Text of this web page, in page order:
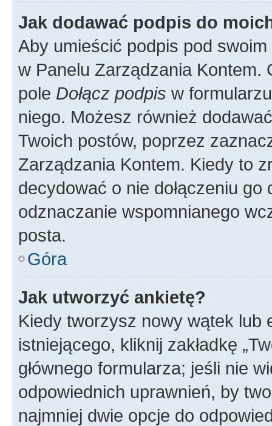
Jak dodawać podpis do
Aby umieścić podpis pod
w Panelu Zarządzania
pole Dołącz podpis w
niego. Możesz również
Twoich postów, poprzez
Zarządzania Kontem. Kiedy to
decydować o nie dołączeniu
odznaczanie wspomnianego
posta.
Góra
Jak utworzyć ankietę?
Kiedy tworzysz nowy wątek lub
istniejącego, kliknij zakładkę
głównego formularza; jeśli nie
odpowiednich uprawnień, by
najmniej dwie opcje do